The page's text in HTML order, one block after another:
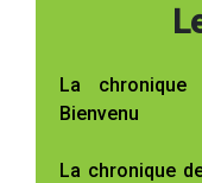
La
Bienvenu
La chronique